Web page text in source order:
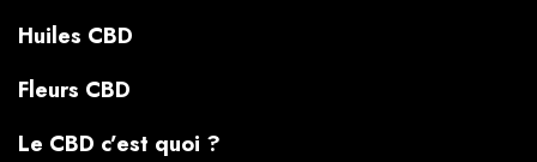
Huiles CBD
Fleurs CBD
Le CBD c’est quoi ?